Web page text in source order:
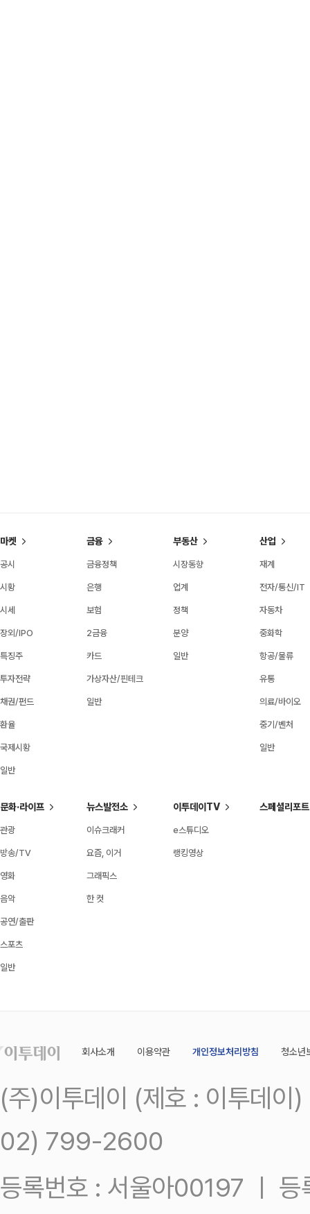
마켓
공시
시황
시세
장외/IPO
특징주
투자전략
채권/펀드
환율
국제시황
일반
금융
금융정책
은행
보험
2금융
카드
가상자산/핀테크
일반
부동산
시장동향
업계
정책
분양
일반
산업
재계
전자/통신/IT
자동차
중화학
항공/물류
유통
의료/바이오
중기/벤처
일반
문화·라이프
관광
방송/TV
영화
음악
공연/출판
스포츠
일반
뉴스발전소
이슈크래커
요즘, 이거
그래픽스
한 컷
이투데이TV
e스튜디오
랭킹영상
스페셜리포트
회사소개 이용약관 개인정보처리방침 청소년
(주)이투데이 (제호 : 이투데
02) 799-2600
등록번호 : 서울아00197 ㅣ